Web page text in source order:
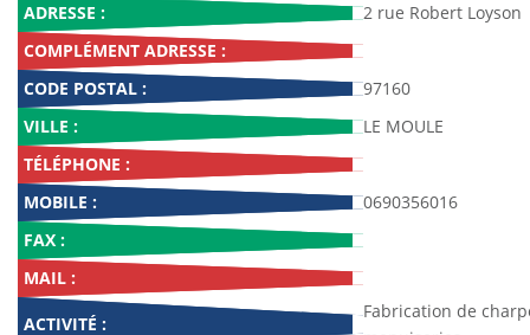
ADRESSE :
2 rue Robert Loyson
COMPLÉMENT ADRESSE :
CODE POSTAL :
97160
VILLE :
LE MOULE
TÉLÉPHONE :
MOBILE :
0690356016
FAX :
MAIL :
ACTIVITÉ :
Fabrication de